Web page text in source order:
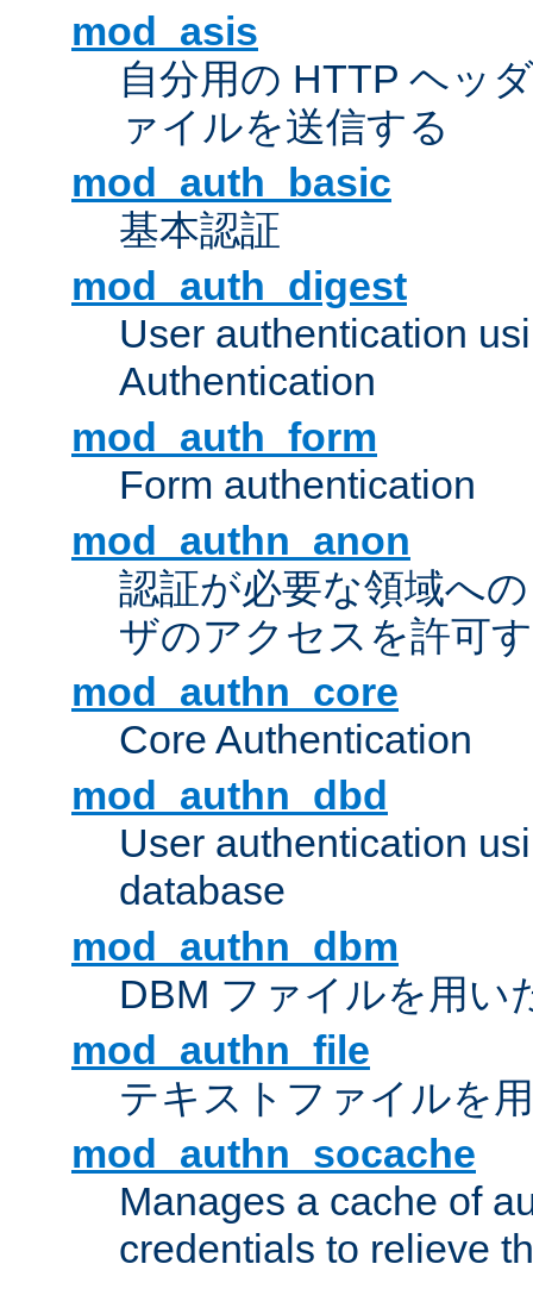
mod_asis
自分用の HTTP ヘッ
ァイルを送信する
mod_auth_basic
基本認証
mod_auth_digest
User authentication
Authentication
mod_auth_form
Form authentication
mod_authn_anon
認証が必要な領域へ
ザのアクセスを許可
mod_authn_core
Core Authentication
mod_authn_dbd
User authentication
database
mod_authn_dbm
DBM ファイルを用い
mod_authn_file
テキストファイルを
mod_authn_socache
Manages a cache of
credentials to relieve